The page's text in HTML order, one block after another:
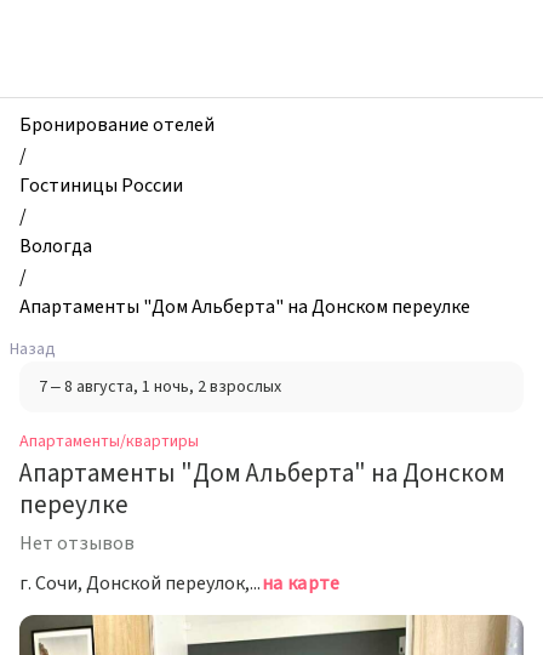
и
квартиры,
Апартаменты
"Дом
Альберта"
на
Донском
переулке,
Вологда,
Россия
Бронирование отелей
/
Гостиницы России
/
Вологда
/
Апартаменты "Дом Альберта" на Донском переулке
Назад
7 – 8 августа, 1 ночь, 2 взрослых
Апартаменты/квартиры
Апартаменты "Дом Альберта" на Донском
переулке
Нет отзывов
г. Сочи, Донской переулок, д. 11/1, корп. 4на карте